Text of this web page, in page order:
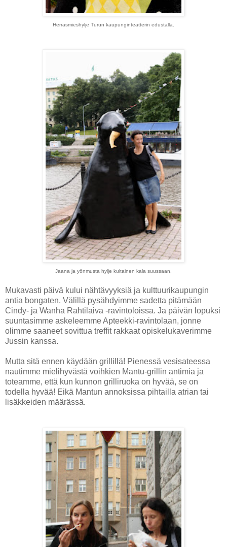
Herrasmieshylje Turun kaupunginteatterin edustalla.
Jaana ja yönmusta hylje kultainen kala suussaan.
Mukavasti päivä kului nähtävyyksiä ja kulttuurikaupungin
antia bongaten. Välillä pysähdyimme sadetta pitämään
Cindy- ja Wanha Rahtilaiva -ravintoloissa. Ja päivän lopuksi
suuntasimme askeleemme Apteekki-ravintolaan, jonne
olimme saaneet sovittua treffit rakkaat opiskelukaverimme
Jussin kanssa.
Mutta sitä ennen käydään grillillä! Pienessä vesisateessa
nautimme mielihyvästä voihkien Mantu-grillin antimia ja
toteamme, että kun kunnon grilliruoka on hyvää, se on
todella hyvää! Eikä Mantun annoksissa pihtailla atrian tai
lisäkkeiden määrässä.